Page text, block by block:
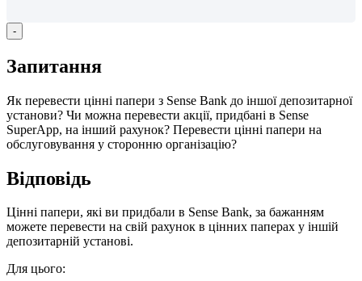
-
Запитання
Як перевести цінні папери з Sense Bank до іншої депозитарної
установи? Чи можна перевести акції, придбані в Sense
SuperApp, на інший рахунок? Перевести цінні папери на
обслуговування у сторонню організацію?
Відповідь
Цінні папери, які ви придбали в Sense Bank, за бажанням
можете перевести на свій рахунок в цінних паперах у іншій
депозитарній установі.
Для цього: